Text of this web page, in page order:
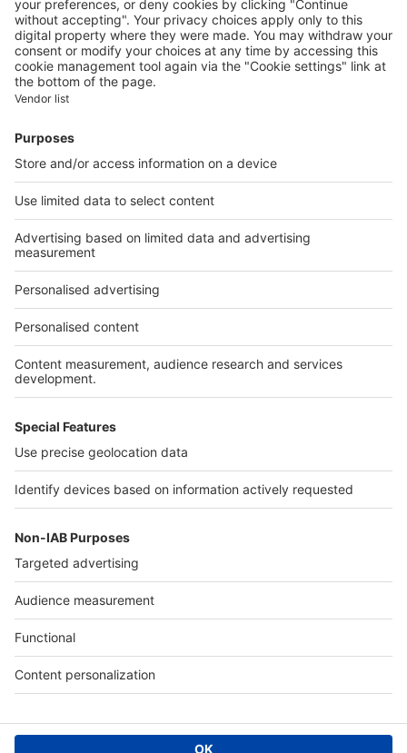
Contacter le service client
Nous rejoindre
Presse
Nos applications
Découvrez nos applications
Services pro
Tous nos services pro
Accès client
Informations légales
Politique Générale de Protection des Données
Charte éditeur
Paramétrer mes cookies
Digital Classifieds France SAS © 2024 - all rights